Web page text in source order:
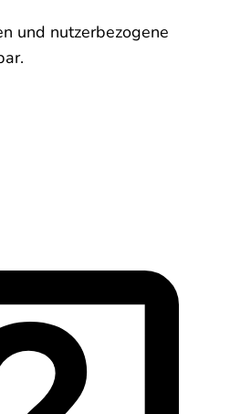
und nutzerbezogene